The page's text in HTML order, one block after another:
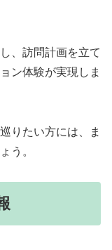
、訪問計画を立て
ン体験が実現しま
りたい方には、ま
う。